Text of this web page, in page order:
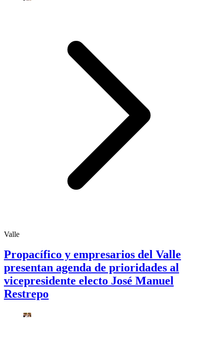
Valle
Propacífico y empresarios del Valle
presentan agenda de prioridades al
vicepresidente electo José Manuel
Restrepo